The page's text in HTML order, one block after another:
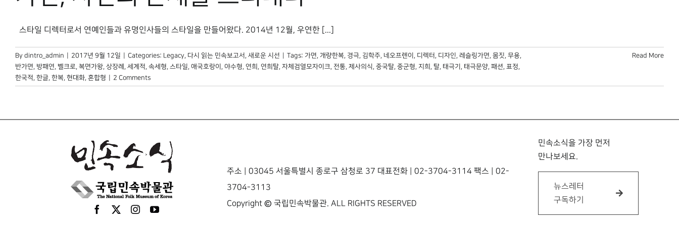
스타일 디렉터로서 연예인들과 유명인사들의 스타일을 만들어왔다. 2014년 12월, 우연한 [...]
By dintro_admin 2017년 9월 12일 Categories: Legacy, 다시 읽는 민속보고서 , 새로운 시선 Tags: 가면, 개량한복, 경극, 김학주, 네오프렌이 , 디렉터 , 디자인, 레슬링가면, 몸짓, 무용,
반가면, 방패연, 벨크로, 복면가왕, 상장례 , 세계적, 속세형, 스타일, 애국호랑이 , 야수형, 연희 , 연희탈, 자체검열모자이크, 전통, 제사의식, 중국탈, 중군형, 지희 , 탈, 태극기 , 태극문양, 패션, 표정,
한국적, 한글, 한복, 현대화, 혼합형 2 Comments
Read More
주소 | 03045 서울특별시 종로구 삼청로 37 대표전화 | 02-3704-3114 팩스 | 02-
3704-3113
Copyright © 국립민속박물관. ALL RIGHTS RESERVED
민속소식을 가장 먼저
만나보세요.
뉴스레터
구독하기